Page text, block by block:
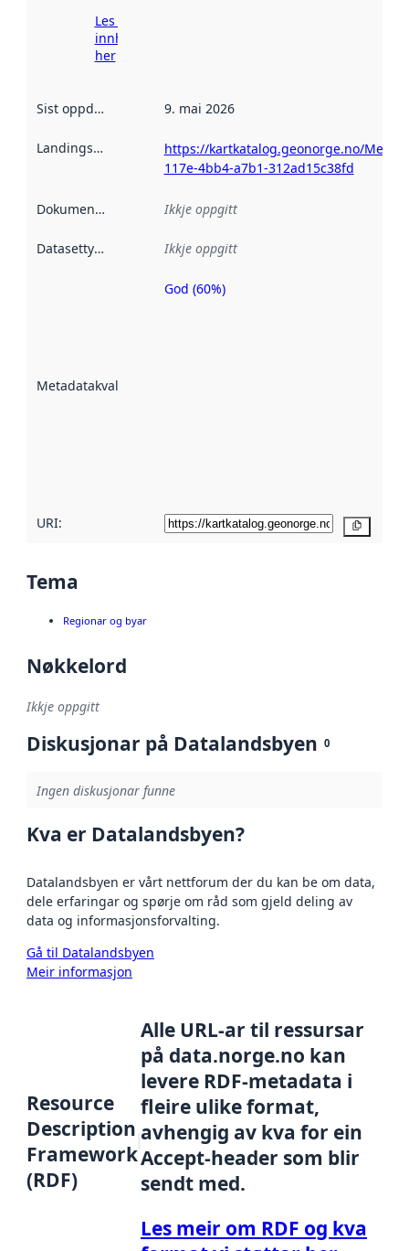
Les meir om
innhenting
her
Sist oppdatert 9. mai 2026
Landingsside
https://kartkatalog.geonorge.no/
117e-4bb4-a7b1-312ad15c38fd
Dokumentasjon Ikkje oppgitt
Datasettype Ikkje oppgitt
Metadatakvalitet
Metadatakvalitet
God (60%)
URI:
Tema
Regionar og byar
Nøkkelord
Ikkje oppgitt
Diskusjonar på Datalandsbyen 0
Ingen diskusjonar funne
Kva er Datalandsbyen?
Datalandsbyen er vårt nettforum der du kan be om data,
dele erfaringar og spørje om råd som gjeld deling av
data og informasjonsforvalting.
Gå til Datalandsbyen
Meir informasjon
Resource
Description
Framework
(RDF)
Alle URL-ar til ressursar
på data.norge.no kan
levere RDF-metadata i
fleire ulike format,
avhengig av kva for ein
Accept-header som blir
sendt med.
Les meir om RDF og kva